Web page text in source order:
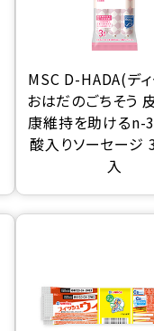
MSC D-HADA(デ
おはだのごちそう
康維持を助けるn-
酸入りソーセージ
入